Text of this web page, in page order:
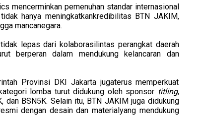
mencerminkan pemenuhan standar internasional
hanya meningkatkankredibilitas BTN JAKIM,
mancanegara.
lepas dari kolaborasilintas perangkat daerah
berperan dalam mendukung kelancaran dan
Provinsi DKI Jakarta jugaterus memperkuat
lomba turut didukung oleh sponsor titling,
dan BSN5K. Selain itu, BTN JAKIM juga didukung
dengan desain dan materialyang mendukung